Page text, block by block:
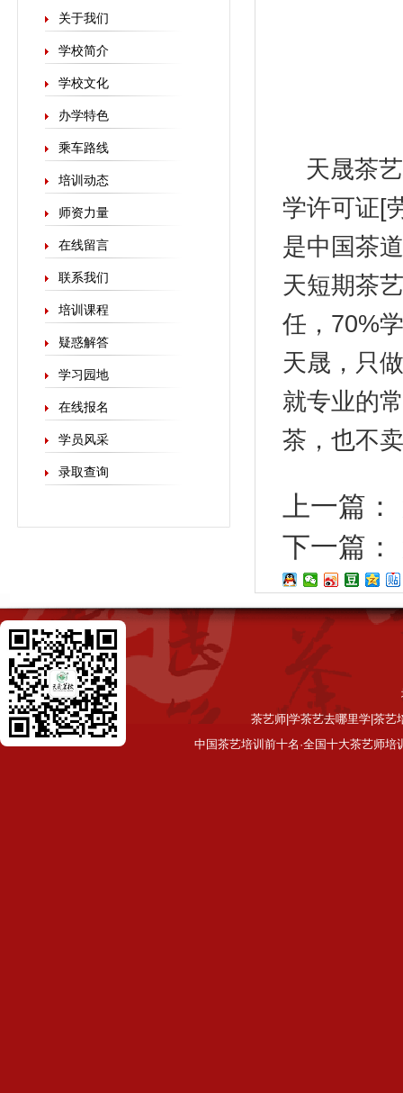
关于我们
学校简介
学校文化
办学特色
乘车路线
培训动态
师资力量
在线留言
联系我们
培训课程
疑惑解答
学习园地
在线报名
学员风采
录取查询
天晟茶
学许可证[
是中国茶
天短期茶
任，70%
天晟，只
就专业的
茶，也不
上一篇：
下一篇：
茶艺师|学茶艺去哪里学|茶艺
中国茶艺培训前十名·全国十大茶艺师培